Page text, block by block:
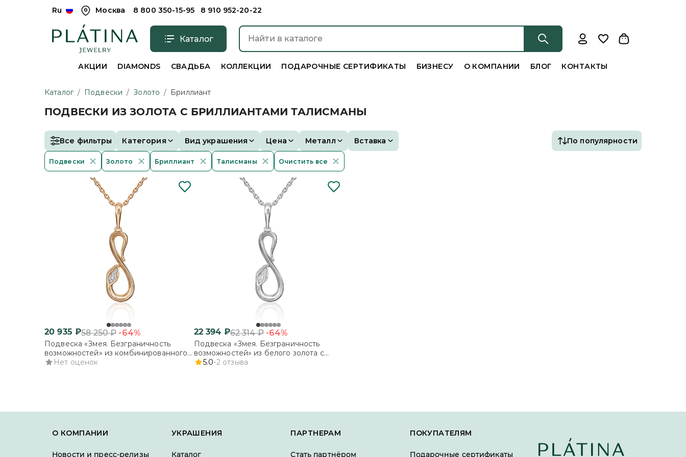
Ru Москва 8 800 350-15-95 8 910 952-20-22
Каталог
АКЦИИ DIAMONDS СВАДЬБА КОЛЛЕКЦИИ ПОДАРОЧНЫЕ СЕРТИФИКАТЫ БИЗНЕСУ О КОМПАНИИ БЛОГ КОНТАКТЫ
Каталог / Подвески / Золото / Бриллиант
ПОДВЕСКИ ИЗ ЗОЛОТА С БРИЛЛИАНТАМИ ТАЛИСМАНЫ
Все фильтры Категория Вид украшения Цена Металл Вставка По популярности
Подвески Золото Бриллиант Талисманы Очистить все
20 935 ₽58 250₽ -64%
Подвеска «Змея. Безграничность
возможностей» из комбинированного
золота с бриллиантами
Нет оценок
22 394 ₽62 314₽ -64%
Подвеска «Змея. Безграничность
возможностей» из белого золота с
бриллиантами
5.0 2 отзыва
О КОМПАНИИ
Новости и пресс-релизы
УКРАШЕНИЯ
Каталог
ПАРТНЕРАМ
Стать партнёром
ПОКУПАТЕЛЯМ
Подарочные сертификаты